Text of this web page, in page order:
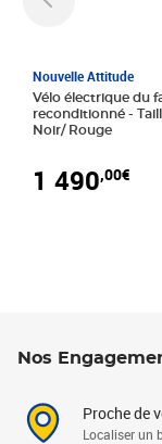
Nouvelle Attitude
Vélo électrique du
reconditionné - Taille normale -
Noir/ Rouge
1 490,00€
Nos
Proche de
Localiser un